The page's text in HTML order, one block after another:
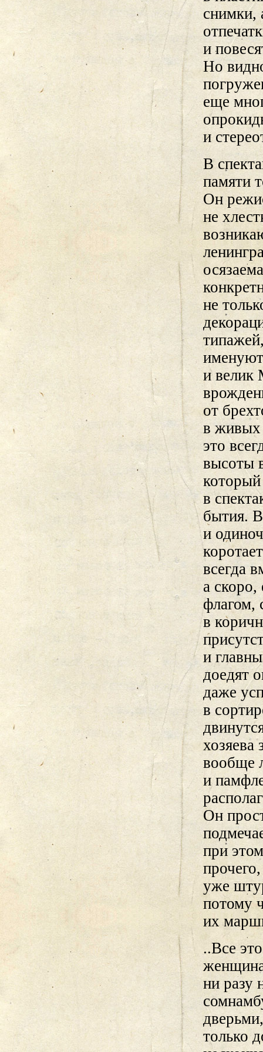
снимки,
и
Но
еще
и
В
памяти
Он
не
не
и
от
в живых
это
высоты
который
в
бытия.
и
всегда
а
флагом,
в
и
доедят
даже
в
хозяева
вообще
и
Он
при
уже
потому
их
..Все
ни разу
только